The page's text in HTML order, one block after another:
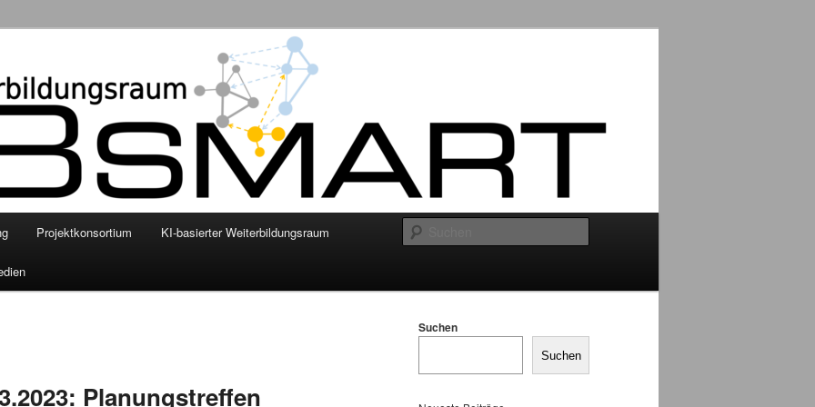
Grundlegung eines smarten KI-basierten digitalen
mittels personalisierter Empfehlungssysteme
Projektkonsortium KI-basierter Weiterbildungsraum
Planungstreffen
Suchen
Suchen